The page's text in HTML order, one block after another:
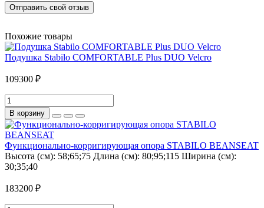
Отправить свой отзыв
Похожие товары
Подушка Stabilo COMFORTABLE Plus DUO Velcro
109300 ₽
В корзину
Функционально-корригирующая опора STABILO BEANSEAT
Высота (см): 58;65;75 Длина (см): 80;95;115 Ширина (см):
30;35;40
183200 ₽